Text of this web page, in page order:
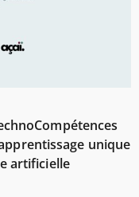
unique
artificielle